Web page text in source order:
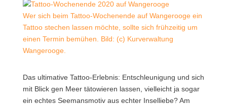
Wer sich beim Tattoo-Wochenende auf Wangerooge ein
Tattoo stechen lassen möchte, sollte sich frühzeitig um
einen Termin bemühen. Bild: (c) Kurverwaltung
Wangerooge.
Das ultimative Tattoo-Erlebnis: Entschleunigung und sich
mit Blick gen Meer tätowieren lassen, vielleicht ja sogar
ein echtes Seemansmotiv aus echter Inselliebe?Am